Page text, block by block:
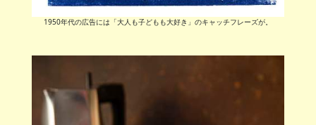
1950年代の広告には「大人も子どもも大好き」のキャッチフレーズが。